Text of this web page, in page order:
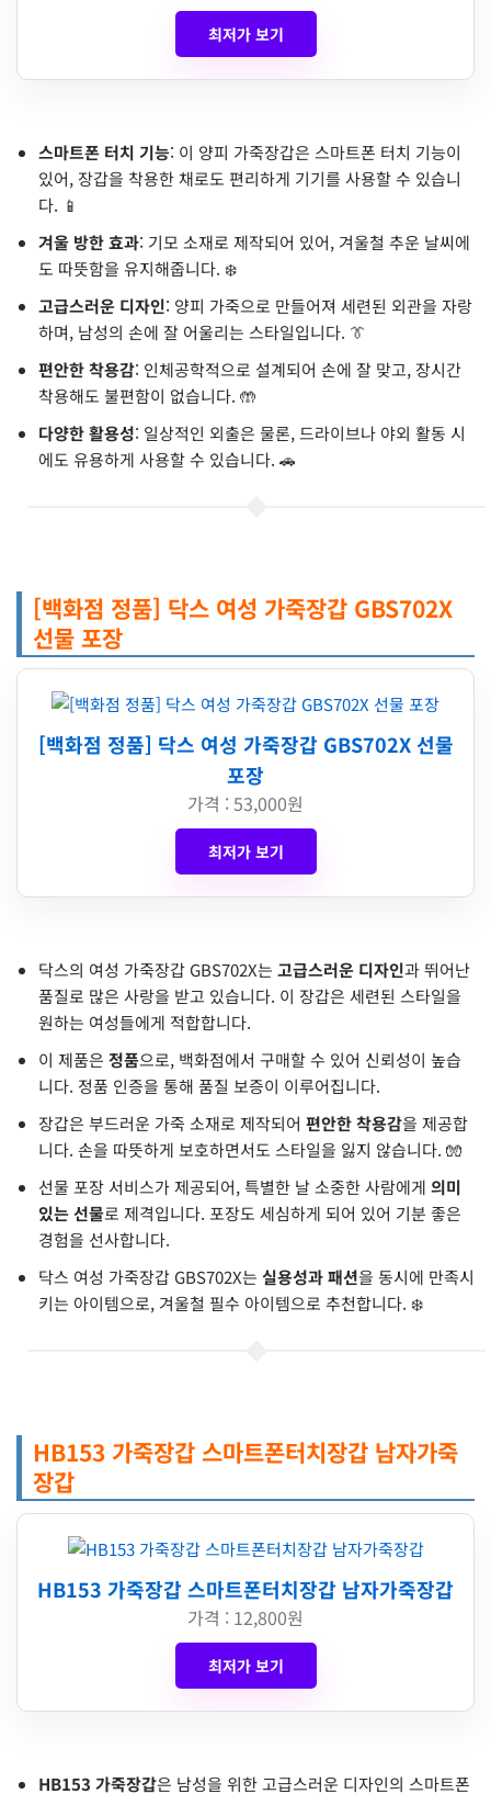
최저가 보기
스마트폰 터치 기능: 이 양피 가죽장갑은 스마트폰 터치 기능이
있어, 장갑을 착용한 채로도 편리하게 기기를 사용할 수 있습니
다. 📱
겨울 방한 효과: 기모 소재로 제작되어 있어, 겨울철 추운 날씨에
도 따뜻함을 유지해줍니다. ❄️
고급스러운 디자인: 양피 가죽으로 만들어져 세련된 외관을 자랑
하며, 남성의 손에 잘 어울리는 스타일입니다. 👔
편안한 착용감: 인체공학적으로 설계되어 손에 잘 맞고, 장시간
착용해도 불편함이 없습니다. 🤲
다양한 활용성: 일상적인 외출은 물론, 드라이브나 야외 활동 시
에도 유용하게 사용할 수 있습니다. 🚗
[백화점 정품] 닥스 여성 가죽장갑 GBS702X
선물 포장
[백화점 정품] 닥스 여성 가죽장갑 GBS702X 선물
포장
가격 : 53,000원
최저가 보기
닥스의 여성 가죽장갑 GBS702X는 고급스러운 디자인과 뛰어난
품질로 많은 사랑을 받고 있습니다. 이 장갑은 세련된 스타일을
원하는 여성들에게 적합합니다.
이 제품은 정품으로, 백화점에서 구매할 수 있어 신뢰성이 높습
니다. 정품 인증을 통해 품질 보증이 이루어집니다.
장갑은 부드러운 가죽 소재로 제작되어 편안한 착용감을 제공합
니다. 손을 따뜻하게 보호하면서도 스타일을 잃지 않습니다. 🧤
선물 포장 서비스가 제공되어, 특별한 날 소중한 사람에게 의미
있는 선물로 제격입니다. 포장도 세심하게 되어 있어 기분 좋은
경험을 선사합니다.
닥스 여성 가죽장갑 GBS702X는 실용성과 패션을 동시에 만족시
키는 아이템으로, 겨울철 필수 아이템으로 추천합니다. ❄️
HB153 가죽장갑 스마트폰터치장갑 남자가죽
장갑
HB153 가죽장갑 스마트폰터치장갑 남자가죽장갑
가격 : 12,800원
최저가 보기
HB153 가죽장갑은 남성을 위한 고급스러운 디자인의 스마트폰